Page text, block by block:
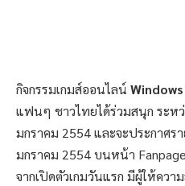
กิจกรรมเกมส์ออนไลน์ Windows
แฟนๆ ชาวไทยได้ร่วมสนุก ระห
มกราคม 2554 และจะประกาศร
มกราคม 2554 บนหน้า
จากเปิดตัวเกมวันแรก มีผู้ให้ควา